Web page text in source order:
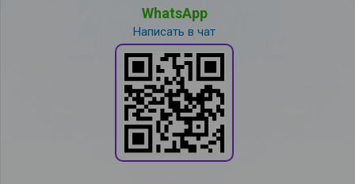
WhatsApp
Написать в чат